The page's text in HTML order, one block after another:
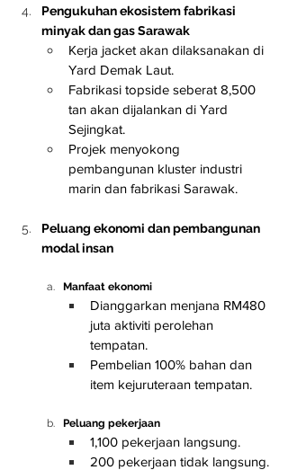
Pengukuhan ekosistem fabrikasi
minyak dan gas Sarawak
Kerja jacket akan dilaksanakan di
Yard Demak Laut.
Fabrikasi topside seberat 8,500
tan akan dijalankan di Yard
Sejingkat.
Projek menyokong
pembangunan kluster industri
marin dan fabrikasi Sarawak.
Peluang ekonomi dan pembangunan
modal insan
Manfaat ekonomi
Dianggarkan menjana RM480
juta aktiviti perolehan
tempatan.
Pembelian 100% bahan dan
item kejuruteraan tempatan.
Peluang pekerjaan
1,100 pekerjaan langsung.
200 pekerjaan tidak langsung.